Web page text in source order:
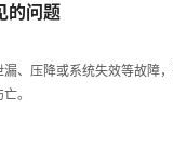
的问题
、压降或系统失效等故障
。